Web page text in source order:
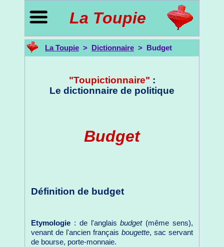
La Toupie
La Toupie > Dictionnaire > Budget
"Toupictionnaire" :
Le dictionnaire de politique
Budget
Définition de budget
Etymologie : de l'anglaisbudget(même sens),
venant de l'ancien français bougette, sac servant
de bourse, porte-monnaie.